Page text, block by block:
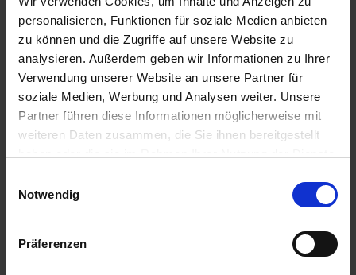
personalisieren, Funktionen für soziale Medien anbieten
zu können und die Zugriffe auf unsere Website zu
analysieren. Außerdem geben wir Informationen zu Ihrer
Verwendung unserer Website an unsere Partner für
soziale Medien, Werbung und Analysen weiter. Unsere
Partner führen diese Informationen möglicherweise mit
weiteren Daten zusammen, die Sie ihnen bereitgestellt
Notwendig
Präferenzen
Nein
Abverkauf
Nein
Variante
250 ml